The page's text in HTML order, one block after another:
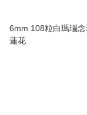
6mm 108粒白瑪瑙
蓮花